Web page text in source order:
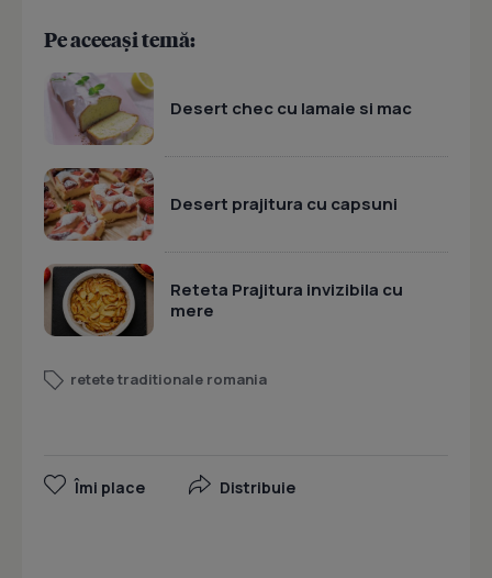
Pe aceeași temă:
Desert chec cu lamaie si mac
Desert prajitura cu capsuni
Reteta Prajitura invizibila cu
mere
retete traditionale romania
Îmi place Distribuie